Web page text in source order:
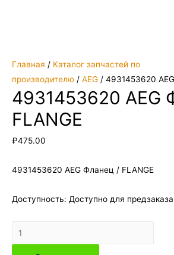
Главная / Каталог запчастей по
производителю / AEG / 4931453620
4931453620 AEG
FLANGE
₽475.00
4931453620 AEG Фланец / FLANGE
Доступность: Доступно для предзаказа
Количество
товара